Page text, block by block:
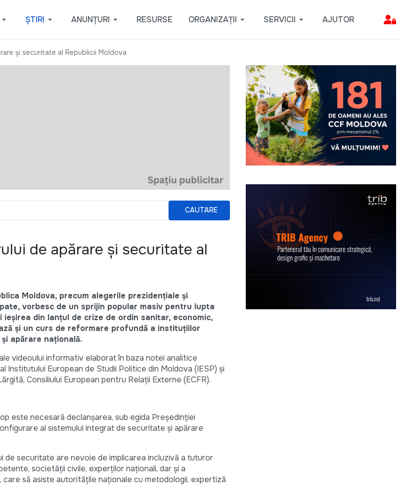
ȘTIRI ANUNȚURI RESURSE ORGANIZAȚII SERVICII AJUTOR
și securitate al Republicii Moldova
CAUTARE
de apărare și securitate al
Moldova, precum alegerile prezidențiale și
vorbesc de un sprijin popular masiv pentru lupta
din lanțul de crize de ordin sanitar, economic,
și un curs de reformare profundă a instituțiilor
apărare națională.
videoului informativ elaborat în baza notei analitice
Institutului European de Studii Politice din Moldova (IESP) și
Consiliului European pentru Relații Externe (ECFR).
este necesară declanșarea, sub egida Președinției
al sistemului integrat de securitate și apărare
de securitate are nevoie de implicarea incluzivă a tuturor
societății civile, experților naționali, dar și a
să asiste autoritățile naționale cu metodologii, expertiză